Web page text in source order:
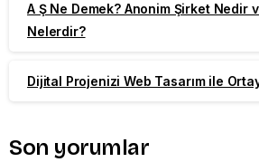
A Ş Ne Demek? Anonim Şirket Nedir
Nelerdir?
Dijital Projenizi Web Tasarım ile
Son yorumlar